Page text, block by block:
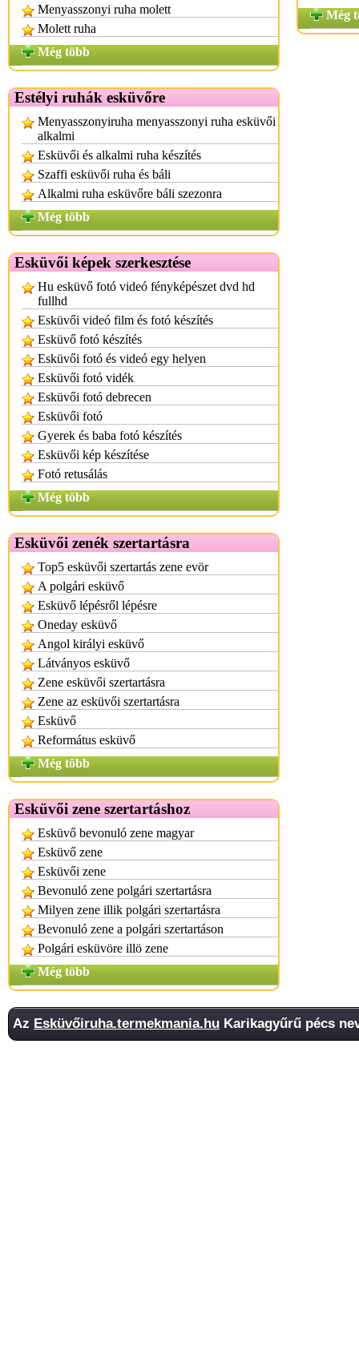
Menyasszonyi ruha molett
Molett ruha
Még több
Estélyi ruhák esküvőre
Menyasszonyiruha menyasszonyi ruha esküvői
alkalmi
Esküvői és alkalmi ruha készítés
Szaffi esküvői ruha és báli
Alkalmi ruha esküvőre báli szezonra
Még több
Esküvői képek szerkesztése
Hu esküvő fotó videó fényképészet dvd hd
fullhd
Esküvői videó film és fotó készítés
Esküvő fotó készítés
Esküvői fotó és videó egy helyen
Esküvői fotó vidék
Esküvői fotó debrecen
Esküvői fotó
Gyerek és baba fotó készítés
Esküvői kép készítése
Fotó retusálás
Még több
Esküvői zenék szertartásra
Top5 esküvői szertartás zene evör
A polgári esküvő
Esküvő lépésről lépésre
Oneday esküvő
Angol királyi esküvő
Látványos esküvő
Zene esküvői szertartásra
Zene az esküvői szertartásra
Esküvő
Református esküvő
Még több
Esküvői zene szertartáshoz
Esküvő bevonuló zene magyar
Esküvő zene
Esküvői zene
Bevonuló zene polgári szertartásra
Milyen zene illik polgári szertartásra
Bevonuló zene a polgári szertartáson
Polgári esküvöre illö zene
Még több
Még
Az Esküvőiruha.termekmania.hu Karikagyűrű pécs